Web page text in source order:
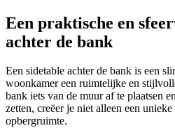
Een praktische en
achter de bank
Een sidetable achter de bank is een
woonkamer een ruimtelijke en
bank iets van de muur af te plaatsen
zetten, creëer je niet alleen een
opbergruimte.